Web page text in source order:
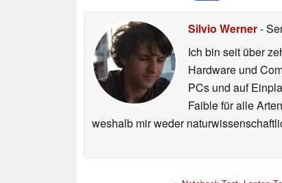
Silvio Werner-
Ich bin seit über
Hardware und
PCs und auf
Faible für alle
weshalb mir weder